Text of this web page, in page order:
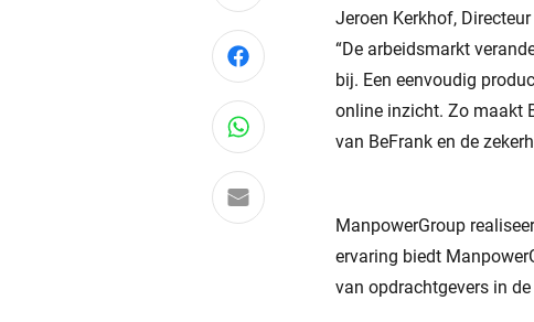
Jeroen Kerkhof,
“De arbeidsmarkt
bij. Een eenvoudig
online inzicht. Zo maakt
van BeFrank en de
ManpowerGroup
ervaring biedt
van opdrachtgevers in
Deel via Facebook
Deel via WhatsApp
Delen via e-mail